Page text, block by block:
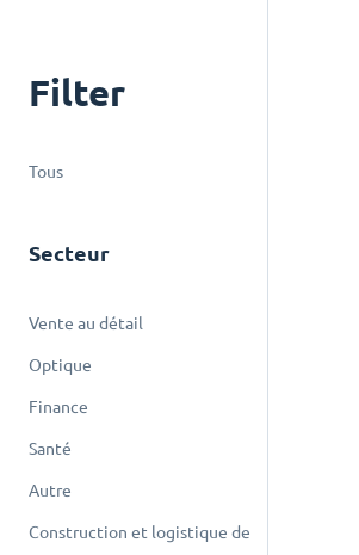
Filter
Tous
Secteur
Vente au détail
Optique
Finance
Santé
Autre
Construction et logistique de